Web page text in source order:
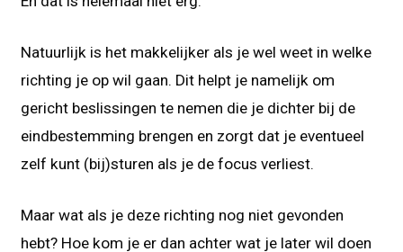
Natuurlijk is het makkelijker als je wel weet in welke
richting je op wil gaan. Dit helpt je namelijk om
gericht beslissingen te nemen die je dichter bij de
eindbestemming brengen en zorgt dat je eventueel
zelf kunt (bij)sturen als je de focus verliest.
Maar wat als je deze richting nog niet gevonden
hebt? Hoe kom je er dan achter wat je later wil doen